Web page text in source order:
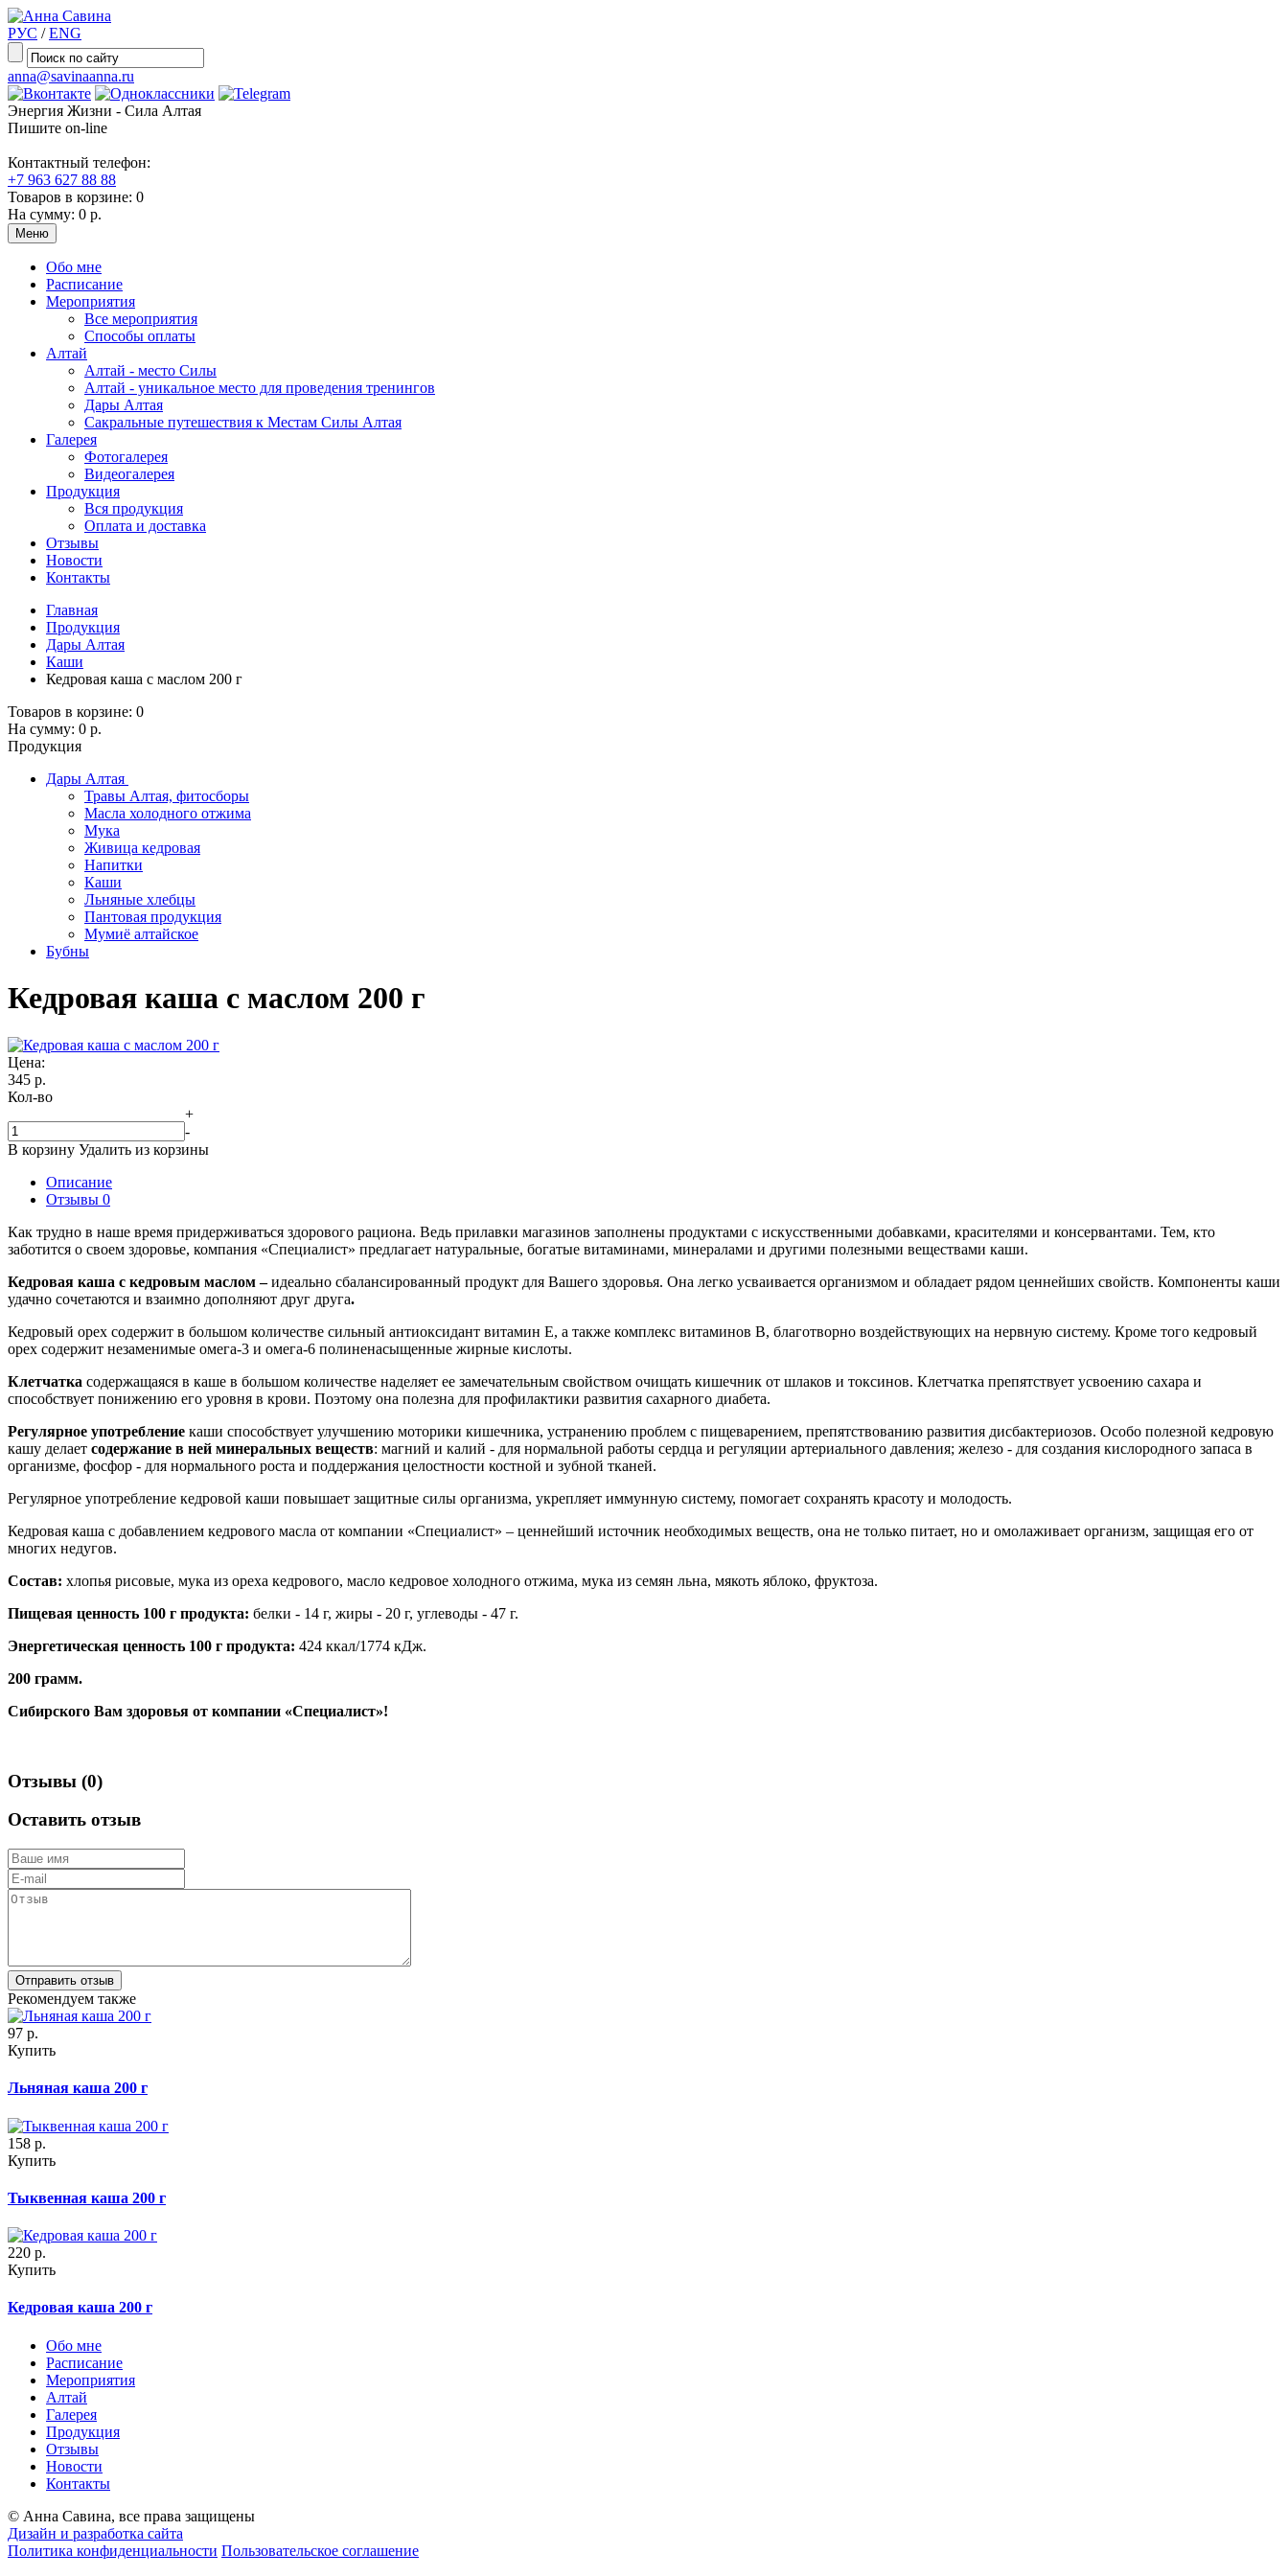
РУС /ENG
anna@savinaanna.ru
Энергия Жизни - Сила Алтая
Пишите on-line
Контактный телефон:
+7 963 627 88 88
Товаров в корзине: 0
На сумму: 0 р.
Меню
Обо мне
Расписание
Мероприятия
Все мероприятия
Способы оплаты
Алтай
Алтай - место Силы
Алтай - уникальное место для проведения тренингов
Дары Алтая
Сакральные путешествия к Местам Силы Алтая
Галерея
Фотогалерея
Видеогалерея
Продукция
Вся продукция
Оплата и доставка
Отзывы
Новости
Контакты
Главная
Продукция
Дары Алтая
Каши
Кедровая каша c маслом 200 г
Товаров в корзине: 0
На сумму: 0 р.
Продукция
Дары Алтая
Травы Алтая, фитосборы
Масла холодного отжима
Мука
Живица кедровая
Напитки
Каши
Льняные хлебцы
Пантовая продукция
Мумиё алтайское
Бубны
Кедровая каша c маслом 200 г
Цена:
345 р.
Кол-во
+
-
В корзину Удалить из корзины
Описание
Отзывы 0
Как трудно в наше время придерживаться здорового рациона. Ведь прилавки магазинов заполнены продуктами с искусственными добавками, красителями и консервантами. Тем, кто
заботится о своем здоровье, компания «Специалист» предлагает натуральные, богатые витаминами, минералами и другими полезными веществами каши.
Кедровая каша с кедровым маслом –идеально сбалансированный продукт для Вашего здоровья. Она легко усваивается организмом и обладает рядом ценнейших свойств. Компоненты каши
удачно сочетаются и взаимно дополняют друг друга.
Кедровый орех содержит в большом количестве сильный антиоксидант витамин Е, а также комплекс витаминов В, благотворно воздействующих на нервную систему. Кроме того кедровый
орех содержит незаменимые омега-3 и омега-6 полиненасыщенные жирные кислоты.
Клетчатка содержащаяся в каше в большом количестве наделяет ее замечательным свойством очищать кишечник от шлаков и токсинов. Клетчатка препятствует усвоению сахара и
способствует понижению его уровня в крови. Поэтому она полезна для профилактики развития сахарного диабета.
Регулярное употребление каши способствует улучшению моторики кишечника, устранению проблем с пищеварением, препятствованию развития дисбактериозов. Особо полезной кедровую
кашу делает содержание в ней минеральных веществ: магний и калий - для нормальной работы сердца и регуляции артериального давления; железо - для создания кислородного запаса в
организме, фосфор - для нормального роста и поддержания целостности костной и зубной тканей.
Регулярное употребление кедровой каши повышает защитные силы организма, укрепляет иммунную систему, помогает сохранять красоту и молодость.
Кедровая каша с добавлением кедрового масла от компании «Специалист» – ценнейший источник необходимых веществ, она не только питает, но и омолаживает организм, защищая его от
многих недугов.
Состав: хлопья рисовые, мука из ореха кедрового, масло кедровое холодного отжима, мука из семян льна, мякоть яблоко, фруктоза.
Пищевая ценность 100 г продукта: белки - 14 г, жиры - 20 г, углеводы - 47 г.
Энергетическая ценность 100 г продукта: 424 ккал/1774 кДж.
200 грамм.
Сибирского Вам здоровья от компании «Специалист»!
Отзывы (0)
Оставить отзыв
Рекомендуем также
97 р.
Купить
Льняная каша 200 г
158 р.
Купить
Тыквенная каша 200 г
220 р.
Купить
Кедровая каша 200 г
Обо мне
Расписание
Мероприятия
Алтай
Галерея
Продукция
Отзывы
Новости
Контакты
© Анна Савина, все права защищены
Дизайн и разработка сайта
Политика конфиденциальности Пользовательское соглашение